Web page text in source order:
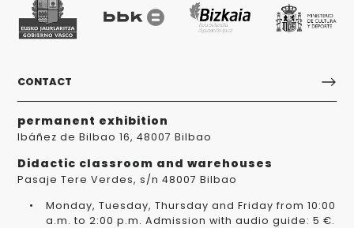
CONTACT
permanent exhibition
Ibáñez de Bilbao 16, 48007 Bilbao
Didactic classroom and warehouses
Pasaje Tere Verdes, s/n 48007 Bilbao
Monday, Tuesday, Thursday and Friday from 10:00
a.m. to 2:00 p.m. Admission with audio guide: 5 €.